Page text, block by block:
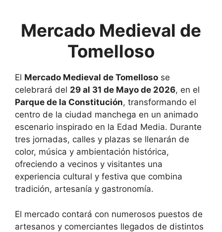
Mercado Medieval de
Tomelloso
El Mercado Medieval de Tomelloso se
celebrará del 29 al 31 de Mayo de 2026, en el
Parque de la Constitución, transformando el
centro de la ciudad manchega en un animado
escenario inspirado en la Edad Media. Durante
tres jornadas, calles y plazas se llenarán de
color, música y ambientación histórica,
ofreciendo a vecinos y visitantes una
experiencia cultural y festiva que combina
tradición, artesanía y gastronomía.
El mercado contará con numerosos puestos de
artesanos y comerciantes llegados de distintos